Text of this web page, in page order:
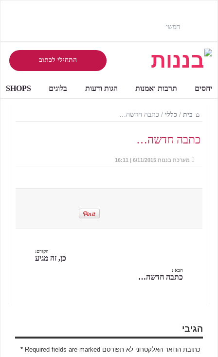
התחילי לכתוב
יחסים תרבות ואמנות הגות ודעות בלוגים SHOPS
בית / כללי / כתבה חדשה…
כתבה חדשה…
מערכת בננות 6/11/2015 | 16:11
הקודם:
כן, זה מגיע
הבא :
כתבה חדשה…
הגיבי
כתובת הדואר האלקטרוני לא תפורסם Required fields are marked *